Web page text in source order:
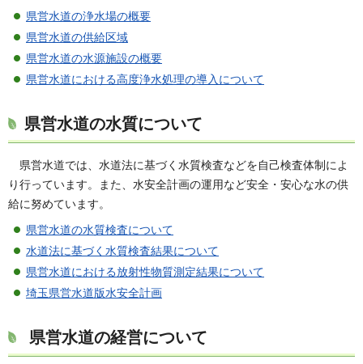
県営水道の浄水場の概要
県営水道の供給区域
県営水道の水源施設の概要
県営水道における高度浄水処理の導入について
県営水道の水質について
県営水道では、水道法に基づく水質検査などを自己検査体制によ
り行っています。また、水安全計画の運用など安全・安心な水の供
給に努めています。
県営水道の水質検査について
水道法に基づく水質検査結果について
県営水道における放射性物質測定結果について
埼玉県営水道版水安全計画
県営水道の経営について